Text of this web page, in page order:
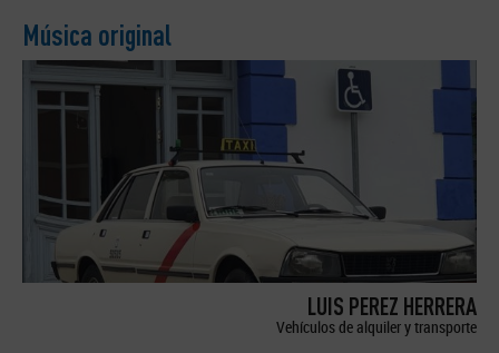
Música original
LUIS PEREZ HERRERA
Vehículos de alquiler y transporte